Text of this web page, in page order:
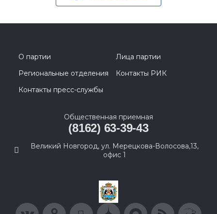
О партии
Лица партии
Региональные отделения
Контакты РИК
Контакты пресс-службы
Общественная приемная
(8162) 63-39-43
Великий Новгород, ул. Мерецкова-Волосова,13,
офис 1